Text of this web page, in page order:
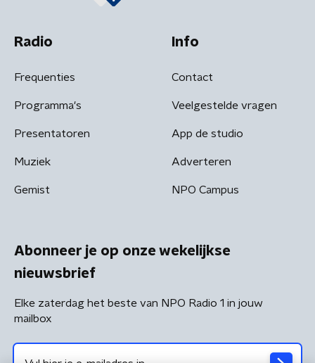
Radio
Frequenties
Programma's
Presentatoren
Muziek
Gemist
Info
Contact
Veelgestelde vragen
App de studio
Adverteren
NPO Campus
Abonneer je op onze wekelijkse
nieuwsbrief
Elke zaterdag het beste van NPO Radio 1 in jouw
mailbox